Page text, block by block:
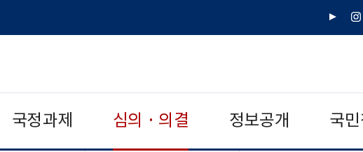
유
인
국정과제 심의 · 의결 정보공개 국